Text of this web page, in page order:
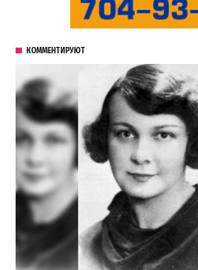
КОММЕНТИРУЮТ